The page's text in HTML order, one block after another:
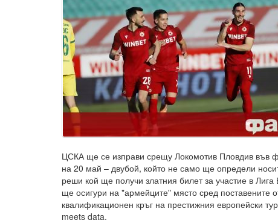
ЦСКА ще се изправи срещу Локомотив Пловдив във
на 20 май – двубой, който не само ще определи
реши кой ще получи златния билет за участие в
ще осигури на "армейците" място сред поставените
квалификационен кръг на престижния европейски
meets data.